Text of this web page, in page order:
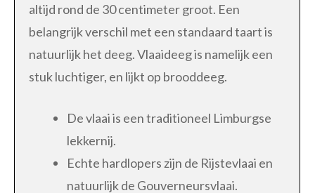
altijd rond de 30 centimeter groot. Een
belangrijk verschil met een standaard taart is
natuurlijk het deeg. Vlaaideeg is namelijk een
stuk luchtiger, en lijkt op brooddeeg.
De vlaai is een traditioneel Limburgse
lekkernij.
Echte hardlopers zijn de Rijstevlaai en
natuurlijk de Gouverneursvlaai.